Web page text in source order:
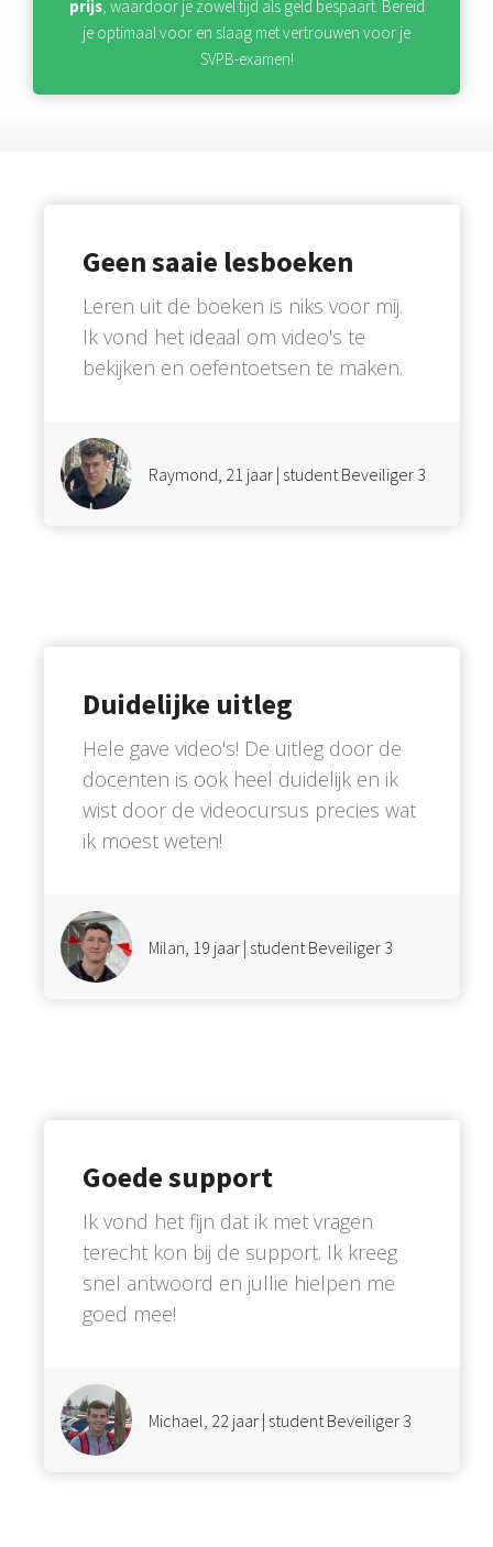
prijs, waardoor je zowel tijd als geld bespaart. Bereid
je optimaal voor en slaag met vertrouwen voor je
SVPB-examen!
Geen saaie lesboeken
Leren uit de boeken is niks voor mij.
Ik vond het ideaal om video's te
bekijken en oefentoetsen te maken.
Raymond, 21 jaar | student Beveiliger 3
Duidelijke uitleg
Hele gave video's! De uitleg door de
docenten is ook heel duidelijk en ik
wist door de videocursus precies wat
ik moest weten!
Milan, 19 jaar | student Beveiliger 3
Goede support
Ik vond het fijn dat ik met vragen
terecht kon bij de support. Ik kreeg
snel antwoord en jullie hielpen me
goed mee!
Michael, 22 jaar | student Beveiliger 3